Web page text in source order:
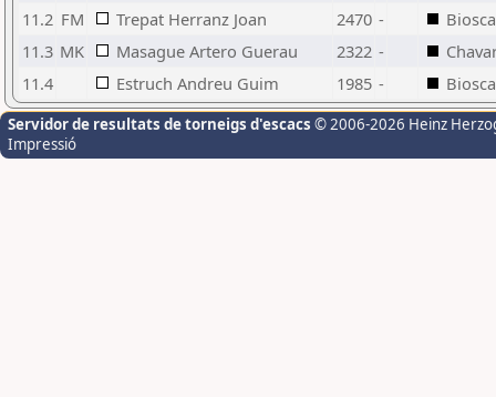
11.2 FM Trepat Herranz Joan 2470 -
11.3 MK Masague Artero Guerau 2322 -
11.4
Estruch Andreu Guim 1985 -
Servidor de resultats de torneigs d'escacs © 2006-2026 Heinz
Impressió